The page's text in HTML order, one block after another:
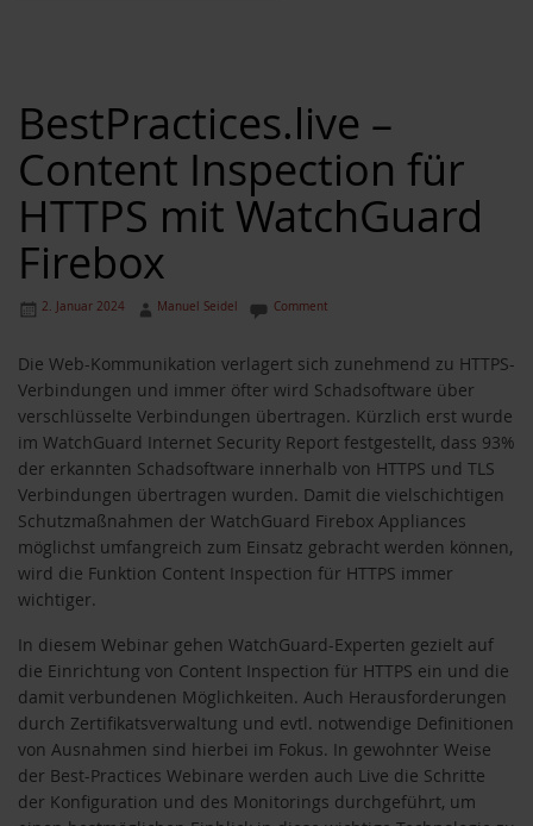
BestPractices.live –
Content Inspection für
HTTPS mit WatchGuard
Firebox
2. Januar 2024 Manuel Seidel Comment
Die Web-Kommunikation verlagert sich zunehmend zu HTTPS-
Verbindungen und immer öfter wird Schadsoftware über
verschlüsselte Verbindungen übertragen. Kürzlich erst wurde
im WatchGuard Internet Security Report festgestellt, dass 93%
der erkannten Schadsoftware innerhalb von HTTPS und TLS
Verbindungen übertragen wurden. Damit die vielschichtigen
Schutzmaßnahmen der WatchGuard Firebox Appliances
möglichst umfangreich zum Einsatz gebracht werden können,
wird die Funktion Content Inspection für HTTPS immer
wichtiger.
In diesem Webinar gehen WatchGuard-Experten gezielt auf
die Einrichtung von Content Inspection für HTTPS ein und die
damit verbundenen Möglichkeiten. Auch Herausforderungen
durch Zertifikatsverwaltung und evtl. notwendige Definitionen
von Ausnahmen sind hierbei im Fokus. In gewohnter Weise
der Best-Practices Webinare werden auch Live die Schritte
der Konfiguration und des Monitorings durchgeführt, um